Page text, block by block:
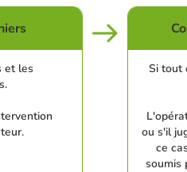
et les
Si tout
ou s'il
ce
soumis